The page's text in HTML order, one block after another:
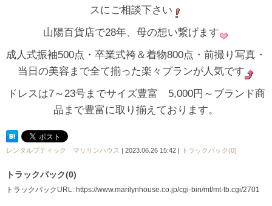
スにご相談下さい
山陽百貨店で28年、母の想い繋げます
成人式振袖500点・卒業式袴＆着物800点・前撮り写真・
当日の美容まで全て揃った楽々プランが人気です
ドレスは7～23号までサイズ豊富 5,000円～ブランド商
品まで豊富に取り揃えております。
レンタルブティック マリリンハウス | 2023.06.26 15:42 | トラックバック(0)
トラックバック(0)
トラックバックURL: https://www.marilynhouse.co.jp/cgi-bin/mt/mt-tb.cgi/2701